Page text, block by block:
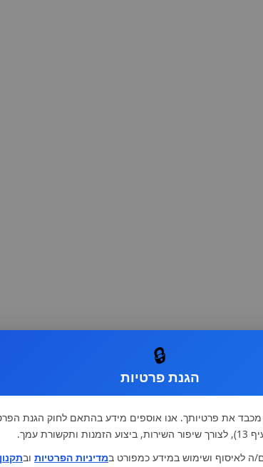
🔒
הגנת פרטיות
מכבד את פרטיותך. אנו אוספים מידע בהתאם לחוק הגנת
ה לאיסוף ושימוש במידע כמפורט במדיניות הפרטיות ובתקנון